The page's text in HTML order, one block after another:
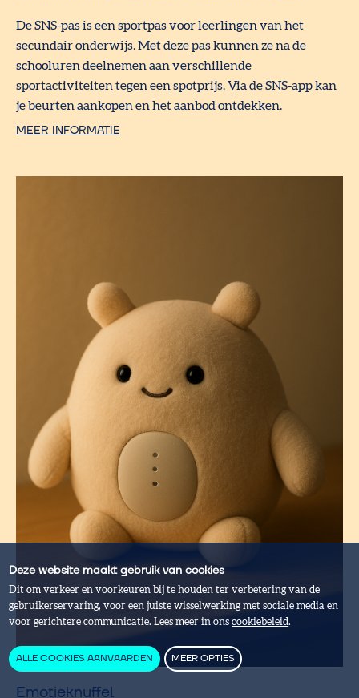
De SNS-pas is een sportpas voor leerlingen van het
secundair onderwijs. Met deze pas kunnen ze na de
schooluren deelnemen aan verschillende
sportactiviteiten tegen een spotprijs. Via de SNS-app kan
je beurten aankopen en het aanbod ontdekken.
MEER INFORMATIE
Emotieknuffel
Deze website maakt gebruik van cookies
Dit om verkeer en voorkeuren bij te houden ter verbetering van de
gebruikerservaring, voor een juiste wisselwerking met sociale media en
voor gerichtere communicatie. Lees meer in onscookiebeleid.
ALLE COOKIES AANVAARDEN MEER OPTIES